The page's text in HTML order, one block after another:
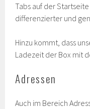
Tabs auf der
differenzierter und
Hinzu kommt, dass
Ladezeit der Box mit
Adressen
Auch im Bereich